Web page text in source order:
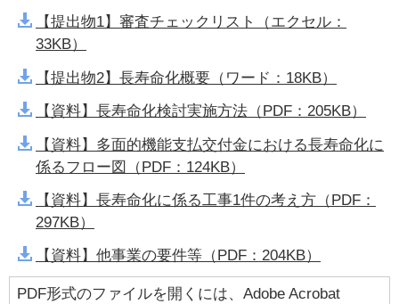
【提出物1】審査チェックリスト（エクセル：
33KB）
【提出物2】長寿命化概要（ワード：18KB）
【資料】長寿命化検討実施方法（PDF：205KB）
【資料】多面的機能支払交付金における長寿命化に
係るフロー図（PDF：124KB）
【資料】長寿命化に係る工事1件の考え方（PDF：
297KB）
【資料】他事業の要件等（PDF：204KB）
PDF形式のファイルを開くには、Adobe Acrobat